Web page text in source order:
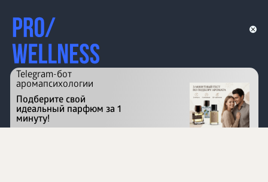
Перейти на сайт
Telegram-бот
аромапсихологии
Подберите свой
идеальный парфюм за 1
минуту!